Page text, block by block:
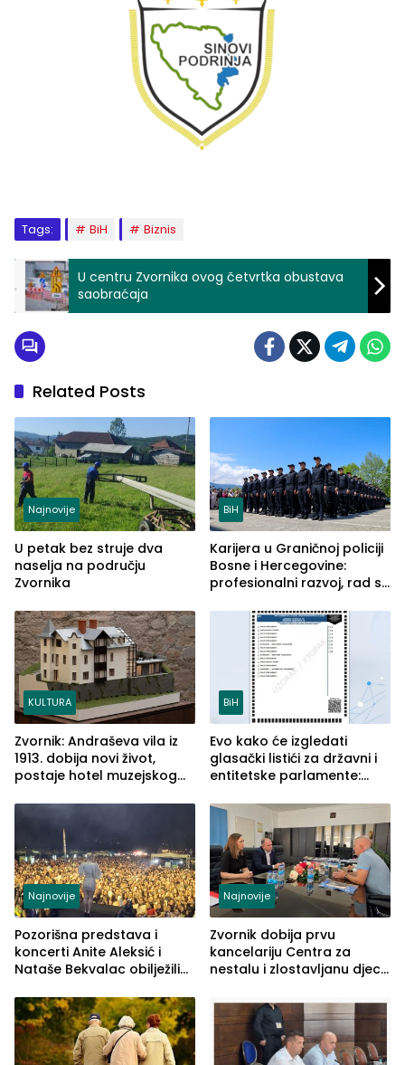
Tags: BiH Biznis
U centru Zvornika ovog četvrtka obustava
saobraćaja
Related Posts
Najnovije
U petak bez struje dva
naselja na području
Zvornika
BiH
Karijera u Graničnoj policiji
Bosne i Hercegovine:
profesionalni razvoj, rad sa
služba građanima
KULTURA
Zvornik: Andraševa vila iz
1913. dobija novi život,
postaje hotel muzejskog
BiH
Evo kako će izgledati
glasački listići za državni i
entitetske parlamente:
vidljive na njima
Najnovije
Pozorišna predstava i
koncerti Anite Aleksić i
Nataše Bekvalac obilježili
ljeta (FOTO)
Najnovije
Zvornik dobija prvu
kancelariju Centra za
nestalu i zlostavljanu djecu